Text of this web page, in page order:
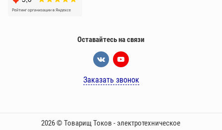
Оставайтесь на связи
Заказать звонок
2026 © Товарищ Токов - электротехническое